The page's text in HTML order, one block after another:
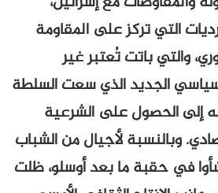
التي تركز على المقاومة
والتي باتت تُعتبر غير
الجديد الذي سعت السلطة
إلى الحصول على الشرعية
وبالنسبة لأجيال من الشباب
في حقبة ما بعد أوسلو، ظلت